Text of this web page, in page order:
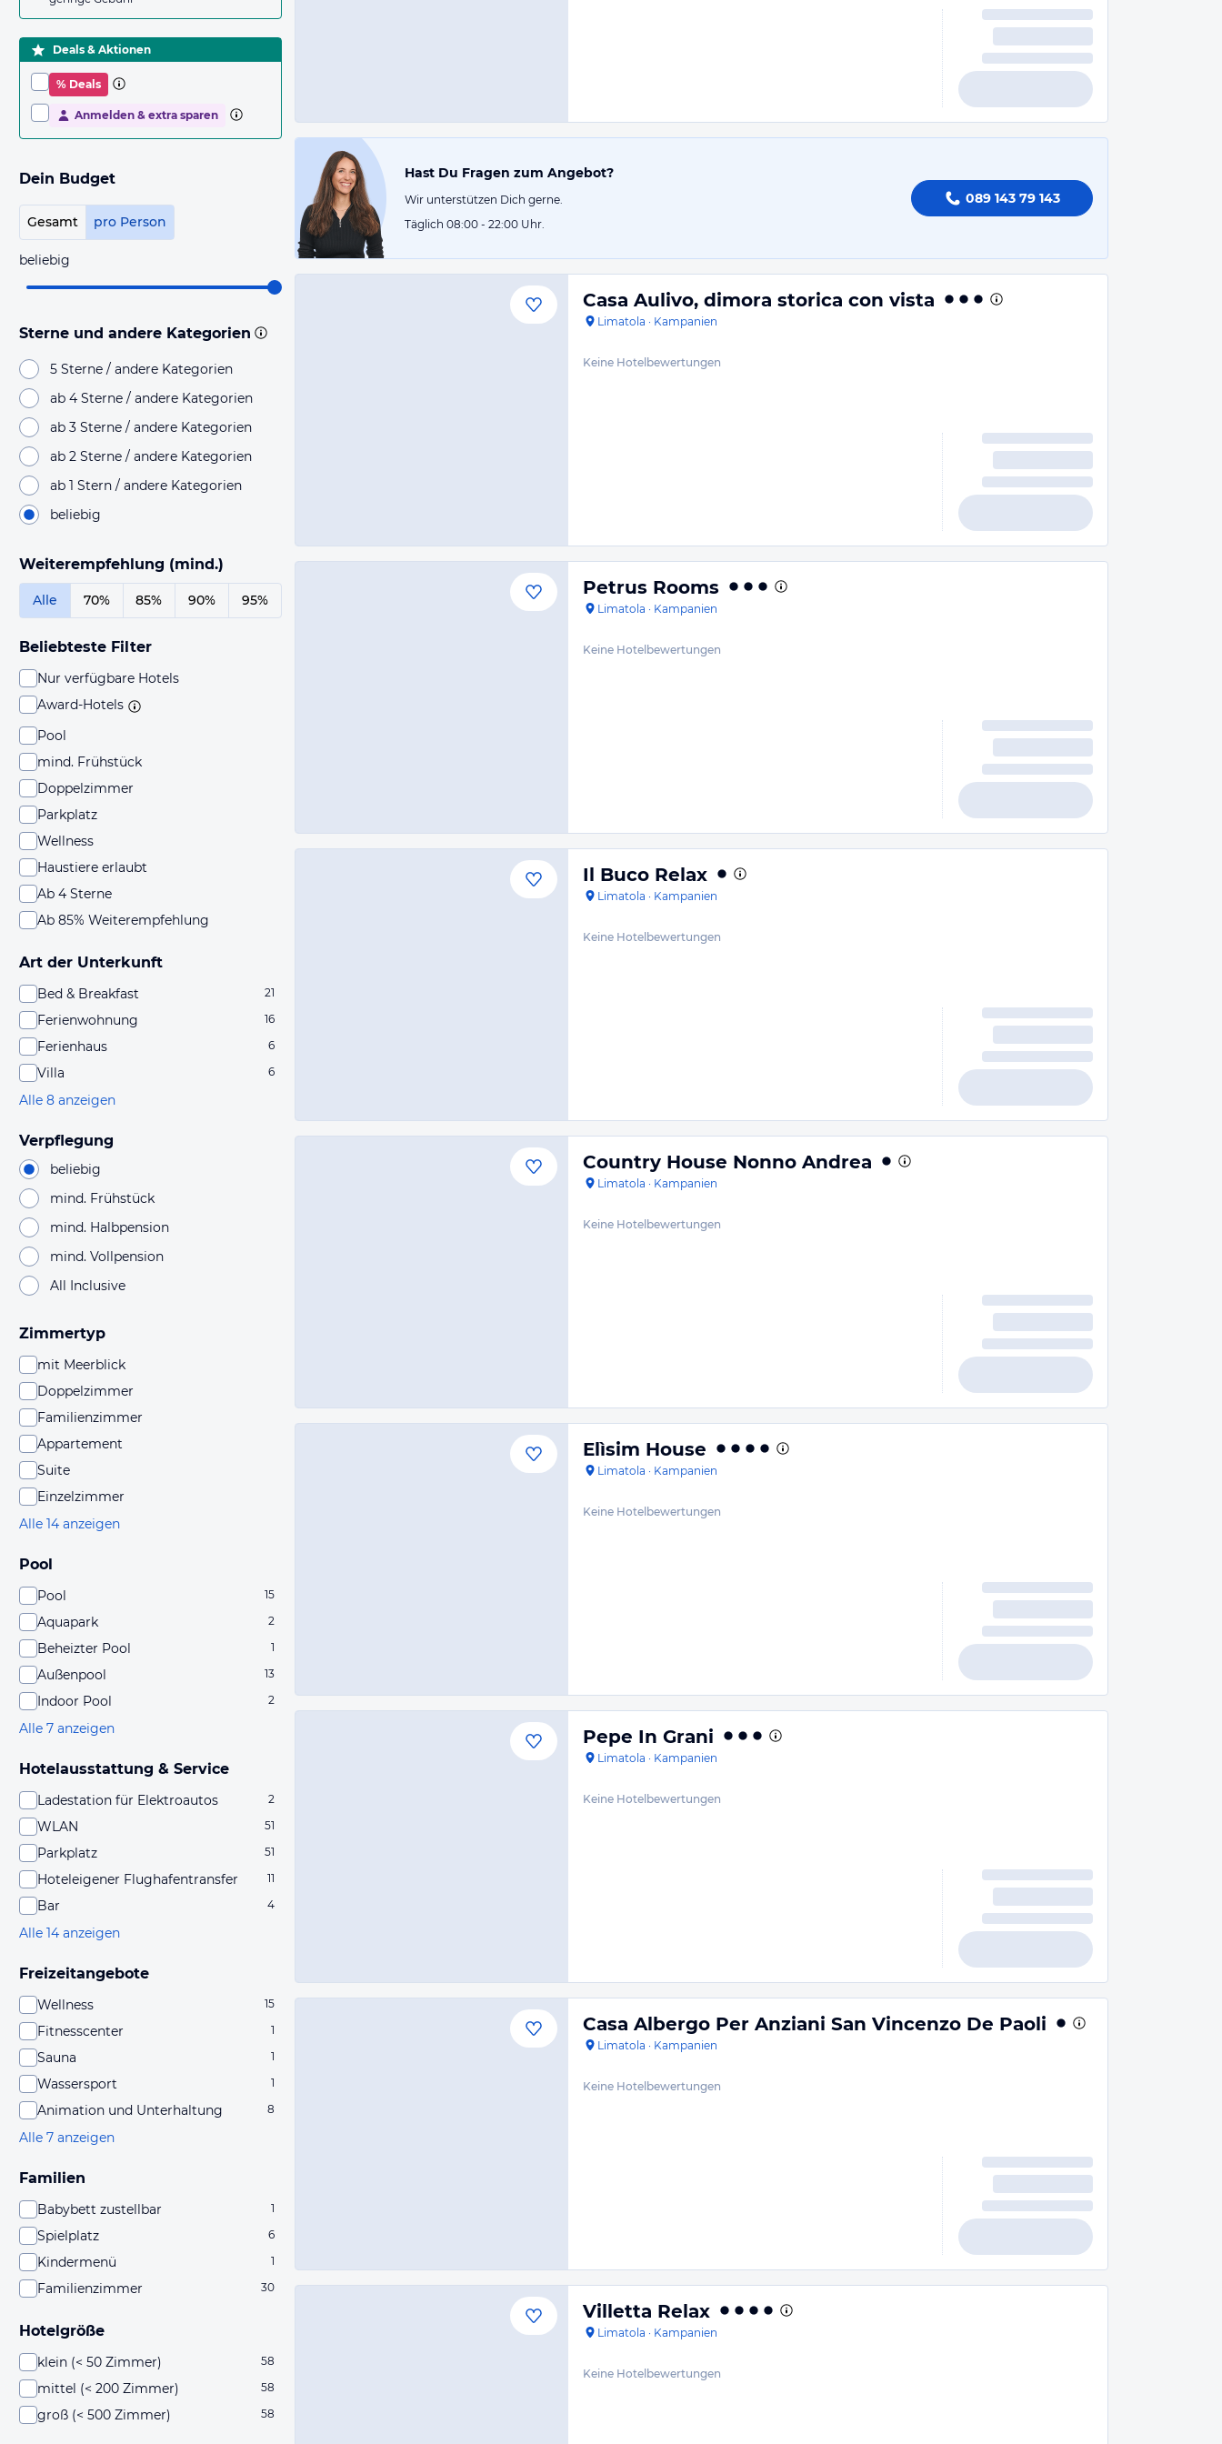
Deals & Aktionen
% Deals
Anmelden & extra sparen
Dein Budget
Gesamt pro Person
beliebig
Sterne und andere Kategorien
5 Sterne / andere Kategorien
ab 4 Sterne / andere Kategorien
ab 3 Sterne / andere Kategorien
ab 2 Sterne / andere Kategorien
ab 1 Stern / andere Kategorien
beliebig
Weiterempfehlung (mind.)
Alle 70% 85% 90% 95%
Beliebteste Filter
Nur verfügbare Hotels
Award-Hotels
Pool
mind. Frühstück
Doppelzimmer
Parkplatz
Wellness
Haustiere erlaubt
Ab 4 Sterne
Ab 85% Weiterempfehlung
Art der Unterkunft
Bed & Breakfast 21
Ferienwohnung 16
Ferienhaus 6
Villa 6
Alle 8 anzeigen
Verpflegung
beliebig
mind. Frühstück
mind. Halbpension
mind. Vollpension
All Inclusive
Zimmertyp
mit Meerblick
Doppelzimmer
Familienzimmer
Appartement
Suite
Einzelzimmer
Alle 14 anzeigen
Pool
Pool 15
Aquapark 2
Beheizter Pool 1
Außenpool 13
Indoor Pool 2
Alle 7 anzeigen
Hotelausstattung & Service
Ladestation für Elektroautos 2
WLAN 51
Parkplatz 51
Hoteleigener Flughafentransfer 11
Bar 4
Alle 14 anzeigen
Freizeitangebote
Wellness 15
Fitnesscenter 1
Sauna 1
Wassersport 1
Animation und Unterhaltung 8
Alle 7 anzeigen
Familien
Babybett zustellbar 1
Spielplatz 6
Kindermenü 1
Familienzimmer 30
Hotelgröße
klein (< 50 Zimmer) 58
mittel (< 200 Zimmer) 58
groß (< 500 Zimmer) 58
Hast Du Fragen zum Angebot?
Wir unterstützen Dich gerne.
Täglich 08:00 - 22:00 Uhr.
089 143 79 143
Casa Aulivo, dimora storica con vista
Limatola · Kampanien
Keine Hotelbewertungen
Petrus Rooms
Limatola · Kampanien
Keine Hotelbewertungen
Il Buco Relax
Limatola · Kampanien
Keine Hotelbewertungen
Country House Nonno Andrea
Limatola · Kampanien
Keine Hotelbewertungen
Elìsim House
Limatola · Kampanien
Keine Hotelbewertungen
Pepe In Grani
Limatola · Kampanien
Keine Hotelbewertungen
Casa Albergo Per Anziani San Vincenzo De Paoli
Limatola · Kampanien
Keine Hotelbewertungen
Villetta Relax
Limatola · Kampanien
Keine Hotelbewertungen